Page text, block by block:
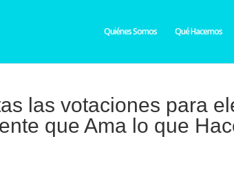
Quiénes Somos Qué Hacemos
las votaciones para
que Ama lo que